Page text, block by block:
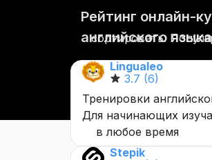
Рейтинг онлайн-
английского
сортировать:
Lingualeo
3.7 (6)
Тренировки
Для начинающих
в любое время
Stepik